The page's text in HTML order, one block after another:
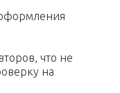
что не
на